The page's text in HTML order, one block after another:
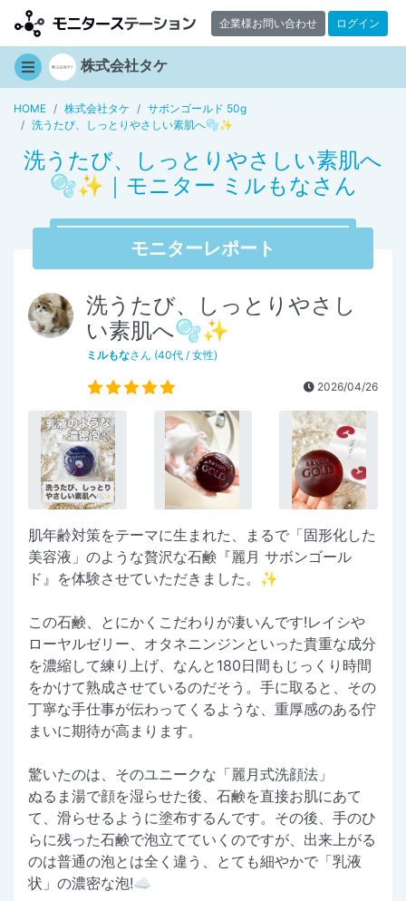
企業様お問い合わせ ログイン
株式会社タケ
HOME 株式会社タケ
サボンゴールド 50g
洗うたび、しっとりやさしい素肌へ🫧✨
洗うたび、しっとりやさしい素肌へ
🫧✨｜モニター ミルもなさん
モニターレポート
洗うたび、しっとりやさし
い素肌へ🫧✨
ミルもなさん (40代 / 女性)
2026/04/26
肌年齢対策をテーマに生まれた、まるで「固形化した
美容液」のような贅沢な石鹸『麗月 サボンゴール
ド』を体験させていただきました。✨
この石鹸、とにかくこだわりが凄いんです!レイシや
ローヤルゼリー、オタネニンジンといった貴重な成分
を濃縮して練り上げ、なんと180日間もじっくり時間
をかけて熟成させているのだそう。手に取ると、その
丁寧な手仕事が伝わってくるような、重厚感のある佇
まいに期待が高まります。
驚いたのは、そのユニークな「麗月式洗顔法」
ぬるま湯で顔を湿らせた後、石鹸を直接お肌にあて
て、滑らせるように塗布するんです。その後、手のひ
らに残った石鹸で泡立てていくのですが、出来上がる
のは普通の泡とは全く違う、とても細やかで「乳液
状」の濃密な泡!☁️